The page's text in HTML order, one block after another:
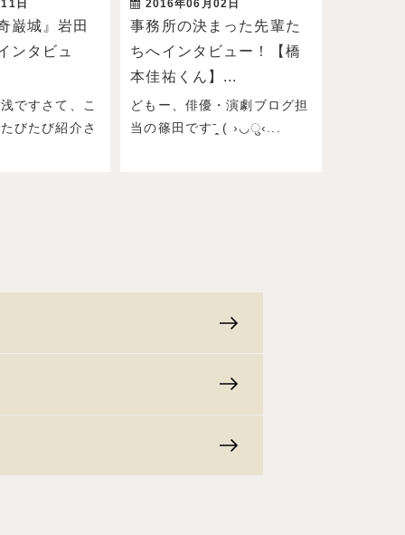
日
巌城』岩田
ンタビュ
ですさて、こ
びたび紹介さ
2016年06月02日
事務所の決まった先輩た
ちへインタビュー！【橋
本佳祐くん】...
どもー、俳優・演劇ブログ担
当の篠田ですˉ̞̭ ( ›◡ु‹...